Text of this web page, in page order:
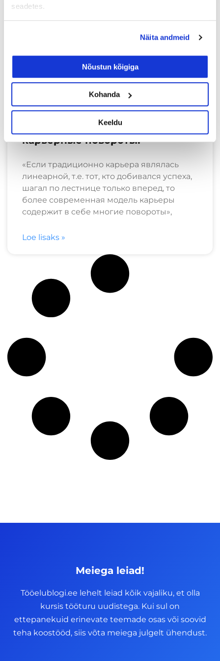
seadetes.
Näita andmeid
Nõustun kõigiga
Kohanda
Keeldu
Будем смелее совершать
карьерные повороты!
«Если традиционно карьера являлась
линеарной, т.е. тот, кто добивался успеха,
шагал по лестнице только вперед, то
более современная модель карьеры
содержит в себе многие повороты»,
Loe lisaks »
Meiega leiad!
Tööelublogi.ee lehelt leiad kõik vajaliku, et olla
kursis tööturu uudistega. Kui sul on
ettepanekuid erinevate teemade osas või soovid
teha koostööd, siis võta meiega julgelt ühendust.